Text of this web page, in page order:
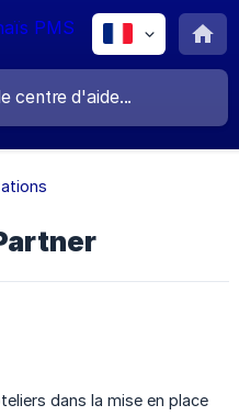
dans la mise en place